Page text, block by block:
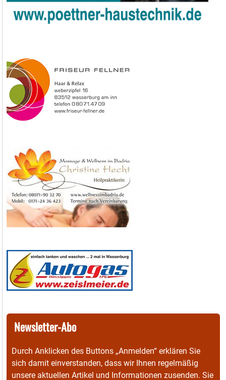
Newsletter-Abo
Durch Anklicken des Buttons „Anmelden“ erklären Sie
sich damit einverstanden, dass wir Ihnen regelmäßig
unsere aktuellen Artikel und Informationen zusenden. Sie